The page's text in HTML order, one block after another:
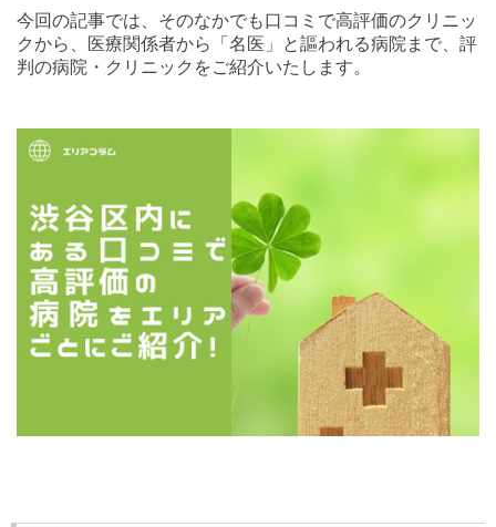
株式会社エールーム新橋店
エールーム町田店 株式会
社ライフアシスト
株式会社アクセス上野店
今回の記事では、そのなかでも口コミで高評価のクリニッ
クから、医療関係者から「名医」と謳われる病院まで、評
判の病院・クリニックをご紹介いたします。